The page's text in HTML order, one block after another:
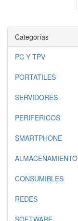
Categorías
PC Y TPV
PORTATILES
SERVIDORES
PERIFERICOS
SMARTPHONE
ALMACENAMIENTO
CONSUMIBLES
REDES
SOFTWARE